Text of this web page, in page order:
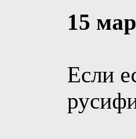
15
Если